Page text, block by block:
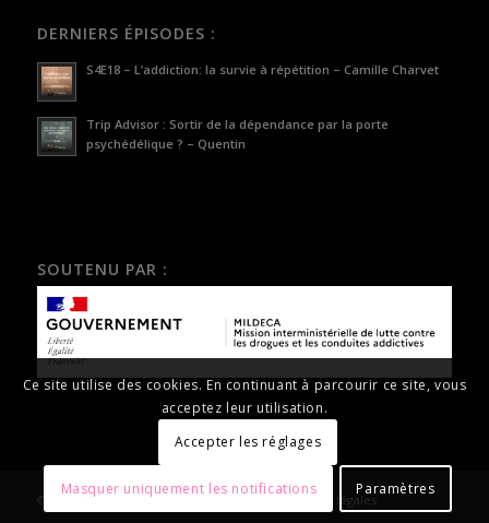
DERNIERS ÉPISODES :
S4E18 – L’addiction: la survie à répétition – Camille Charvet
Trip Advisor : Sortir de la dépendance par la porte
psychédélique ? – Quentin
SOUTENU PAR :
© Copyright 2025 - contre-addictions.fr |Mentions légales
Ce site utilise des cookies. En continuant à parcourir ce site, vous
acceptez leur utilisation.
Accepter les réglages
Masquer uniquement les notifications Paramètres